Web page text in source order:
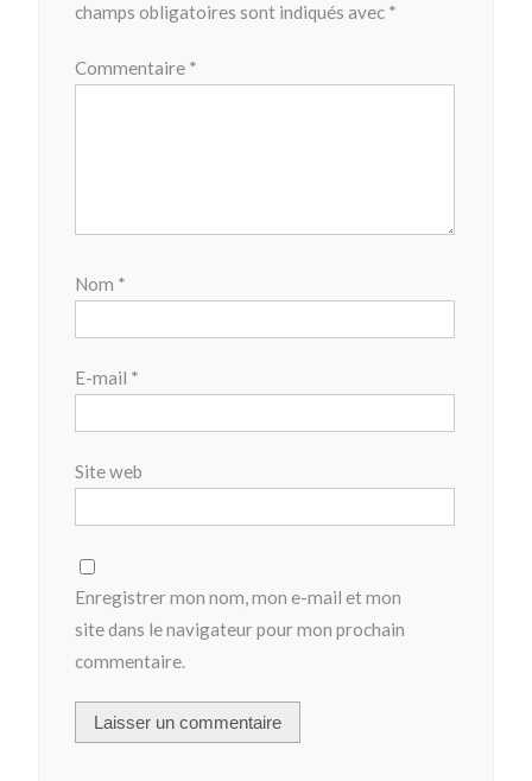
champs obligatoires sont indiqués avec *
Commentaire *
Nom *
E-mail *
Site web
Enregistrer mon nom, mon e-mail et mon
site dans le navigateur pour mon prochain
commentaire.